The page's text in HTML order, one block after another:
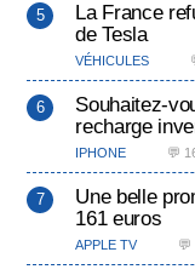
La France
de Tesla
VÉHICULES
Souhaitez-
recharge
IPHONE 💬
Une belle
161 euros
APPLE TV 💬